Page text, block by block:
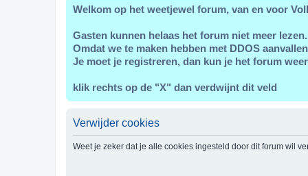
Welkom op het weetjewel forum, van en voor
Gasten kunnen helaas het forum niet meer lezen.
Omdat we te maken hebben met DDOS
Je moet je registreren, dan kun je het forum
klik rechts op de "X" dan verdwijnt dit veld
Verwijder cookies
Weet je zeker dat je alle cookies ingesteld door dit forum wil